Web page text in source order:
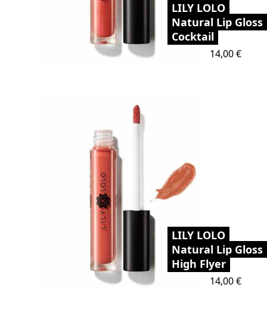
LILY LOLO
Natural Lip Gloss
Cocktail
Preis
14,00 €
LILY LOLO
Natural Lip Gloss
High Flyer
Preis
14,00 €